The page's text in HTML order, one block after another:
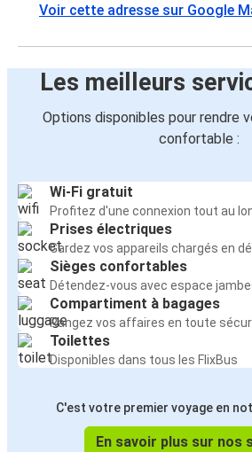
Voir cette adresse sur Google
Les meilleurs
Options disponibles pour rendre
confortable :
Wi-Fi gratuit
Profitez d'une connexion tout au
Prises électriques
Gardez vos appareils chargés en
Sièges confortables
Détendez-vous avec espace
Compartiment à bagages
Rangez vos affaires en toute
Toilettes
Disponibles dans tous les FlixBus
C'est votre premier voyage en
En savoir plus sur nos